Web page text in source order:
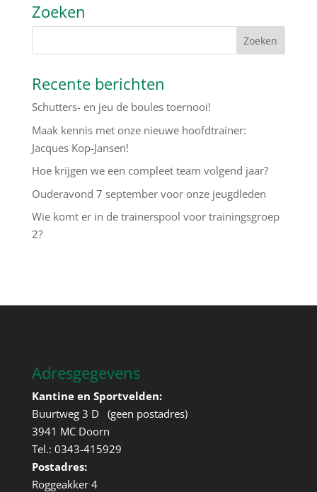
Zoeken
Recente berichten
Schutters- en jeu de boules toernooi!
Maak kennis met onze nieuwe hoofdtrainer:
Jacques Kop-Jansen!
Hoe krijgen we een compleet team volgend jaar?
Ouderavond 7 september voor onze jeugdleden
Wie komt er in de trainerspool voor trainingsgroep
2?
Adresgegevens
Kantine en Sportvelden:
Buurtweg 3 D (geen postadres)
3941 MC Doorn
Tel.: 0343-415929
Postadres:
Roggeakker 4